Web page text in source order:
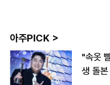
아주PICK >
"속옷
생 돌